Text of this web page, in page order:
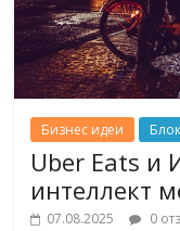
Бизнес идеи
Uber Eats и
интеллект
07.08.2025 0